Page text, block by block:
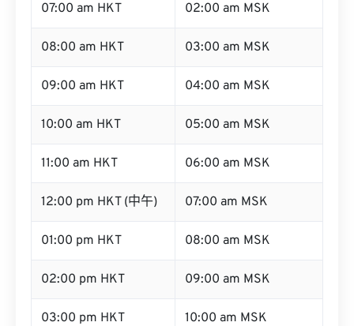
07:00 am HKT 02:00 am MSK
08:00 am HKT 03:00 am MSK
09:00 am HKT 04:00 am MSK
10:00 am HKT 05:00 am MSK
11:00 am HKT 06:00 am MSK
12:00 pm HKT (中午) 07:00 am MSK
01:00 pm HKT 08:00 am MSK
02:00 pm HKT 09:00 am MSK
03:00 pm HKT 10:00 am MSK